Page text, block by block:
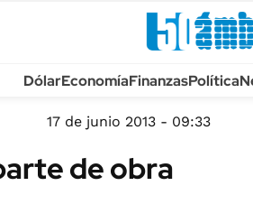
TECNOLOGÍA
MÉXICO
MUNDO
DólarEconomíaFinanzasPolítica
17 de junio 2013 - 09:33
de obra